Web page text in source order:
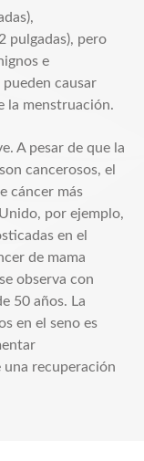
pulgadas), pero
e
pueden causar
la menstruación.
A pesar de que la
cancerosos, el
cáncer más
por ejemplo,
en el
de mama
observa con
50 años. La
en el seno es
recuperación